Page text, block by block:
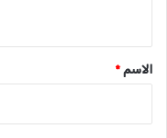
*
الاسم *